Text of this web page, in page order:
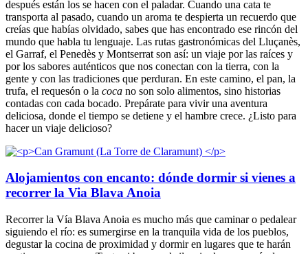
después están los se hacen con el paladar. Cuando una cata te
transporta al pasado, cuando un aroma te despierta un recuerdo que
creías que habías olvidado, sabes que has encontrado ese rincón del
mundo que habla tu lenguaje. Las rutas gastronómicas del Lluçanès,
el Garraf, el Penedès y Montserrat son así: un viaje por las raíces y
por los sabores auténticos que nos conectan con la tierra, con la
gente y con las tradiciones que perduran. En este camino, el pan, la
trufa, el requesón o la coca no son solo alimentos, sino historias
contadas con cada bocado. Prepárate para vivir una aventura
deliciosa, donde el tiempo se detiene y el hambre crece. ¿Listo para
hacer un viaje delicioso?
Alojamientos con encanto: dónde dormir si vienes a
recorrer la Via Blava Anoia
Recorrer la Vía Blava Anoia es mucho más que caminar o pedalear
siguiendo el río: es sumergirse en la tranquila vida de los pueblos,
degustar la cocina de proximidad y dormir en lugares que te harán